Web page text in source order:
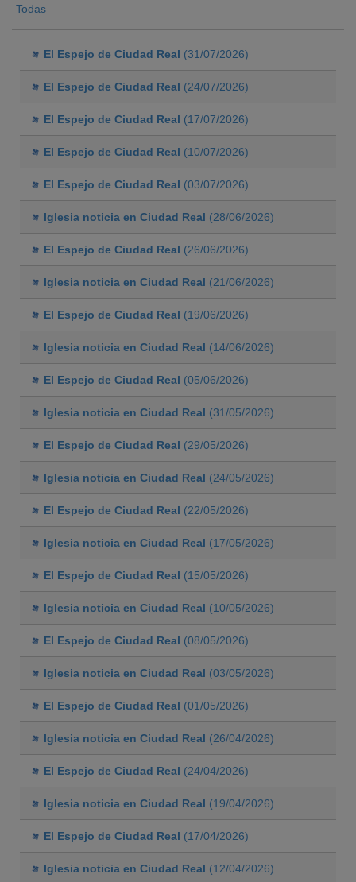
Todas
El Espejo de Ciudad Real (31/07/2026)
El Espejo de Ciudad Real (24/07/2026)
El Espejo de Ciudad Real (17/07/2026)
El Espejo de Ciudad Real (10/07/2026)
El Espejo de Ciudad Real (03/07/2026)
Iglesia noticia en Ciudad Real (28/06/2026)
El Espejo de Ciudad Real (26/06/2026)
Iglesia noticia en Ciudad Real (21/06/2026)
El Espejo de Ciudad Real (19/06/2026)
Iglesia noticia en Ciudad Real (14/06/2026)
El Espejo de Ciudad Real (05/06/2026)
Iglesia noticia en Ciudad Real (31/05/2026)
El Espejo de Ciudad Real (29/05/2026)
Iglesia noticia en Ciudad Real (24/05/2026)
El Espejo de Ciudad Real (22/05/2026)
Iglesia noticia en Ciudad Real (17/05/2026)
El Espejo de Ciudad Real (15/05/2026)
Iglesia noticia en Ciudad Real (10/05/2026)
El Espejo de Ciudad Real (08/05/2026)
Iglesia noticia en Ciudad Real (03/05/2026)
El Espejo de Ciudad Real (01/05/2026)
Iglesia noticia en Ciudad Real (26/04/2026)
El Espejo de Ciudad Real (24/04/2026)
Iglesia noticia en Ciudad Real (19/04/2026)
El Espejo de Ciudad Real (17/04/2026)
Iglesia noticia en Ciudad Real (12/04/2026)